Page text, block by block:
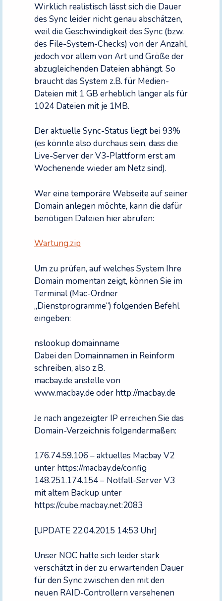
Wirklich realistisch lässt sich die Dauer
des Sync leider nicht genau abschätzen,
weil die Geschwindigkeit des Sync (bzw.
des File-System-Checks) von der Anzahl,
jedoch vor allem von Art und Größe der
abzugleichenden Dateien abhängt. So
braucht das System z.B. für Medien-
Dateien mit 1 GB erheblich länger als für
1024 Dateien mit je 1MB.
Der aktuelle Sync-Status liegt bei 93%
(es könnte also durchaus sein, dass die
Live-Server der V3-Plattform erst am
Wochenende wieder am Netz sind).
Wer eine temporäre Webseite auf seiner
Domain anlegen möchte, kann die dafür
benötigen Dateien hier abrufen:
Wartung.zip
Um zu prüfen, auf welches System Ihre
Domain momentan zeigt, können Sie im
Terminal (Mac-Ordner
„Dienstprogramme“) folgenden Befehl
eingeben:
nslookup domainname
Dabei den Domainnamen in Reinform
schreiben, also z.B.
macbay.de anstelle von
www.macbay.de oder http://macbay.de
Je nach angezeigter IP erreichen Sie das
Domain-Verzeichnis folgendermaßen:
176.74.59.106 – aktuelles Macbay V2
unter https://macbay.de/config
148.251.174.154 – Notfall-Server V3
mit altem Backup unter
https://cube.macbay.net:2083
[UPDATE 22.04.2015 14:53 Uhr]
Unser NOC hatte sich leider stark
verschätzt in der zu erwartenden Dauer
für den Sync zwischen den mit den
neuen RAID-Controllern versehenen